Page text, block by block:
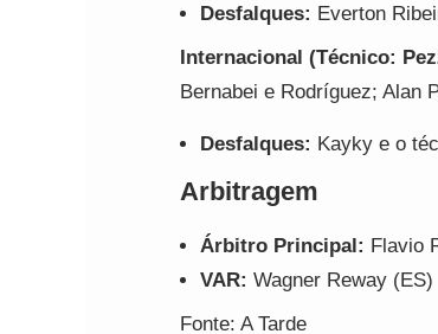
Desfalques: Everton
Internacional (Técnico:
Bernabei e Rodríguez; Alan
Desfalques: Kayky e o
Arbitragem
Árbitro Principal: Flavio
VAR: Wagner Reway (ES)
Fonte: A Tarde